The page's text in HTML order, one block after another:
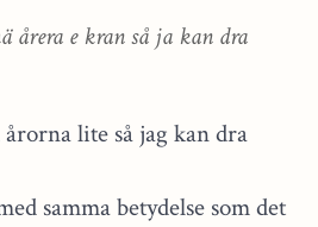
årera e kran så ja kan dra
lite så jag kan dra
samma betydelse som det